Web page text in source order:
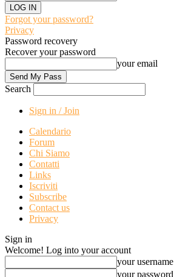
Forgot your password?
Privacy
Password recovery
Recover your password
your email
Search
Sign in / Join
Calendario
Forum
Chi Siamo
Contatti
Links
Iscriviti
Subscribe
Contact us
Privacy
Sign in
Welcome! Log into your account
your username
your password